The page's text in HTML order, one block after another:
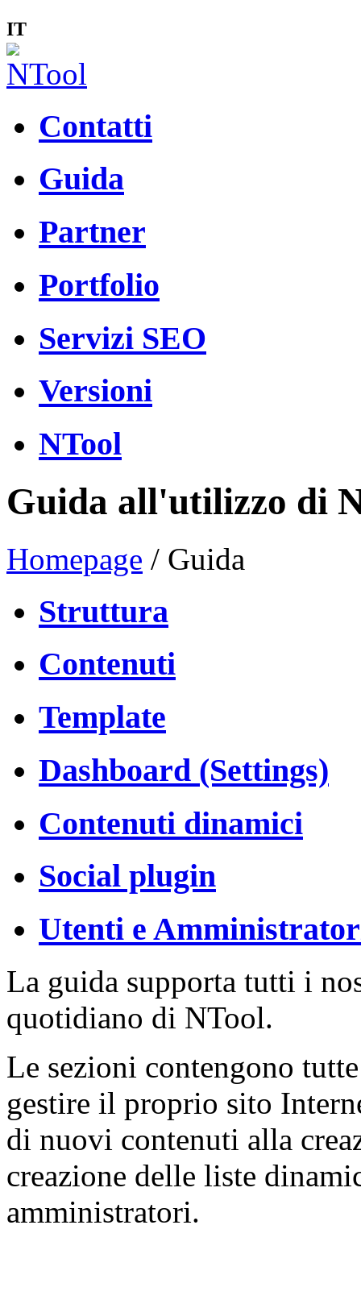
IT
Contatti
Guida
Partner
Portfolio
Servizi SEO
Versioni
NTool
Guida all'utilizzo di
Homepage / Guida
Struttura
Contenuti
Template
Dashboard (Settings)
Contenuti dinamici
Social plugin
Utenti e
La guida supporta tutti i
quotidiano di NTool.
Le sezioni contengono
gestire il proprio sito
di nuovi contenuti alla
creazione delle liste
amministratori.